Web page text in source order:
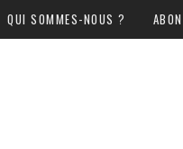
QUI SOMMES-NOUS ?